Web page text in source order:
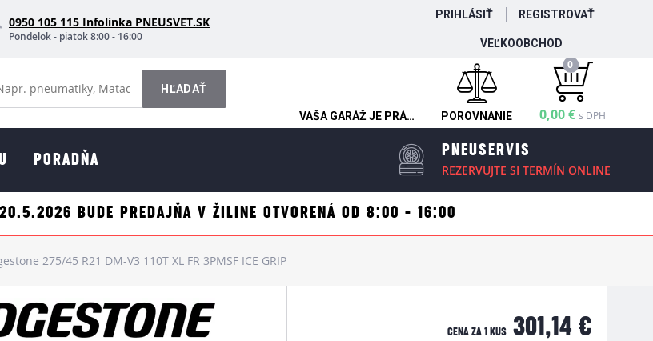
0950 105 115 Infolinka PNEUSVET.SK
Pondelok - piatok 8:00 - 16:00
PRIHLÁSIŤ REGISTROVAŤ
VEĽKOOBCHOD
VAŠA GARÁŽ JE PRÁZDNA POROVNANIE
0
0,00 € s DPH
PORADŇA
PNEUSERVIS
REZERVUJTE SI TERMÍN ONLINE
BUDE PREDAJŇA V ŽILINE OTVORENÁ OD 8:00 - 16:00
275/45 R21 DM-V3 110T XL FR 3PMSF ICE GRIP
CENA ZA 1 KUS 301,14 €